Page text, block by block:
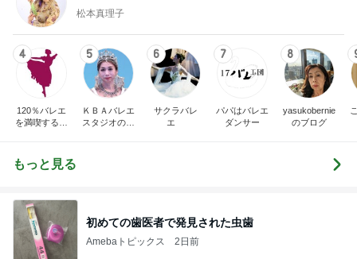
松本真理子
4
120％バレエ
を満喫するブ
5
ＫＢＡバレエ
スタジオのブ
6
サクラバレ
エ
7
パパはバレエ
ダンサー
8
yasukobernie
のブログ
もっと見る
初めての歯医者で発見された虫歯
Amebaトピックス 2日前